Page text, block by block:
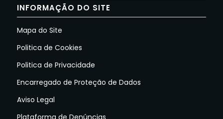
INFORMAÇÃO DO SITE
Mapa do Site
Politica de Cookies
Politica de Privacidade
Encarregado de Proteção de Dados
Aviso Legal
Plataforma de Denúncias